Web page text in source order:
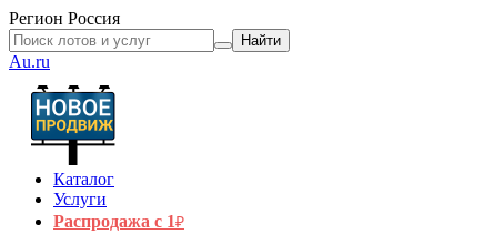
Регион Россия
Найти
Au.ru
Каталог
Услуги
Распродажа с 1₽